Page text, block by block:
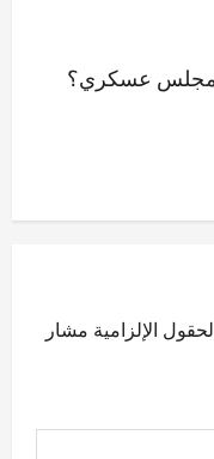
مجلس عسكري؟
الإلزامية مشار